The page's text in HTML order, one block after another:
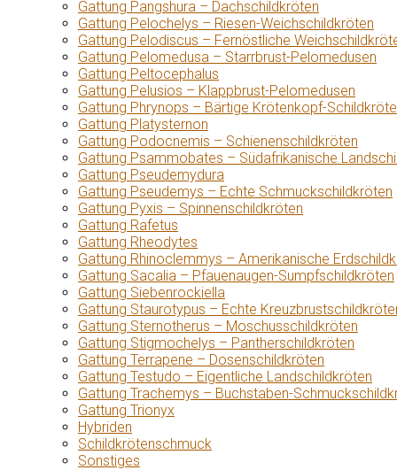
Gattung Pangshura – Dachschildkröten
Gattung Pelochelys – Riesen-Weichschildkröten
Gattung Pelodiscus – Fernöstliche
Gattung Pelomedusa – Starrbrust-Pelomedusen
Gattung Peltocephalus
Gattung Pelusios – Klappbrust-Pelomedusen
Gattung Phrynops – Bärtige Krötenkopf-
Gattung Platysternon
Gattung Podocnemis – Schienenschildkröten
Gattung Psammobates – Südafrikanische
Gattung Pseudemydura
Gattung Pseudemys – Echte Schmuckschildkröten
Gattung Pyxis – Spinnenschildkröten
Gattung Rafetus
Gattung Rheodytes
Gattung Rhinoclemmys – Amerikanische
Gattung Sacalia – Pfauenaugen-Sumpfschildkröten
Gattung Siebenrockiella
Gattung Staurotypus – Echte
Gattung Sternotherus – Moschusschildkröten
Gattung Stigmochelys – Pantherschildkröten
Gattung Terrapene – Dosenschildkröten
Gattung Testudo – Eigentliche Landschildkröten
Gattung Trachemys – Buchstaben-
Gattung Trionyx
Hybriden
Schildkrötenschmuck
Sonstiges